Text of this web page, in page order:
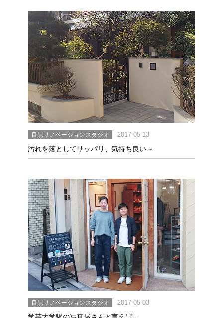
目黒リノベーションスタジオ 2017-05-13
汚れを落としてサッパリ、気持ち良い～
目黒リノベーションスタジオ 2017-05-03